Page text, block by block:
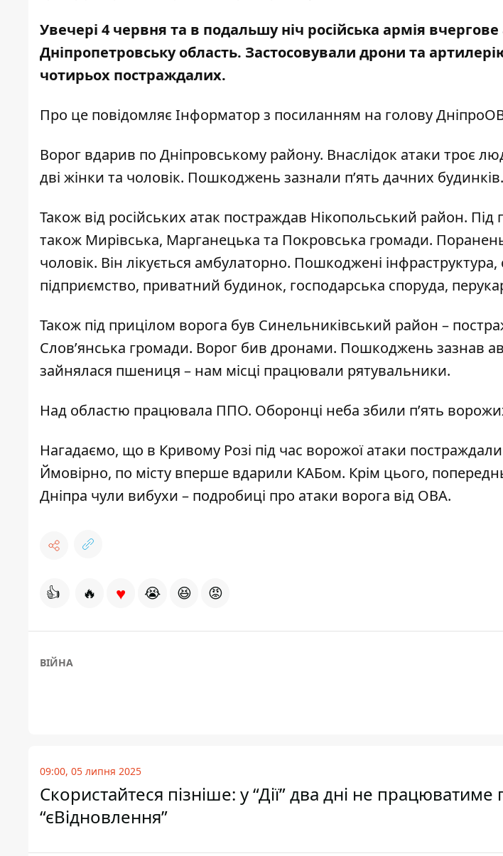
Увечері 4 червня та в подальшу ніч російська армія
Дніпропетровську область. Застосовували дрони та
чотирьох постраждалих.
Про це повідомляє Інформатор з посиланням на голову
Ворог вдарив по Дніпровському району. Внаслідок атаки троє
дві жінки та чоловік. Пошкоджень зазнали п’ять дачних будинків.
Також від російських атак постраждав Нікопольський район.
також Мирівська, Марганецька та Покровська громади.
чоловік. Він лікується амбулаторно. Пошкоджені інфраструктура,
підприємство, приватний будинок, господарська споруда,
Також під прицілом ворога був Синельниківський район –
Слов’янська громади. Ворог бив дронами. Пошкоджень зазнав
зайнялася пшениця – нам місці працювали рятувальники.
Над областю працювала ППО. Оборонці неба збили п’ять
Нагадаємо, що в Кривому Розі під час ворожої атаки
Ймовірно, по місту вперше вдарили КАБом. Крім цього,
Дніпра чули вибухи – подробиці про атаки ворога від ОВА.
👍 🔥 ♥ 😭 😆 😡
ВІЙНА
09:00, 05 липня 2025
Скористайтеся пізніше: у “Дії” два дні не працюватиме
“єВідновлення”